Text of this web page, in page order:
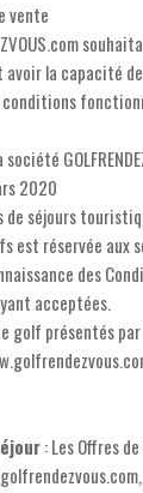
vente
la capacité
2020
de séjours
est réservée aux
des
acceptées.
golf présentés
: Les Offres